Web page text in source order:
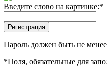
Введите слово на картинке:*
Пароль должен быть не
*Поля, обязательные для